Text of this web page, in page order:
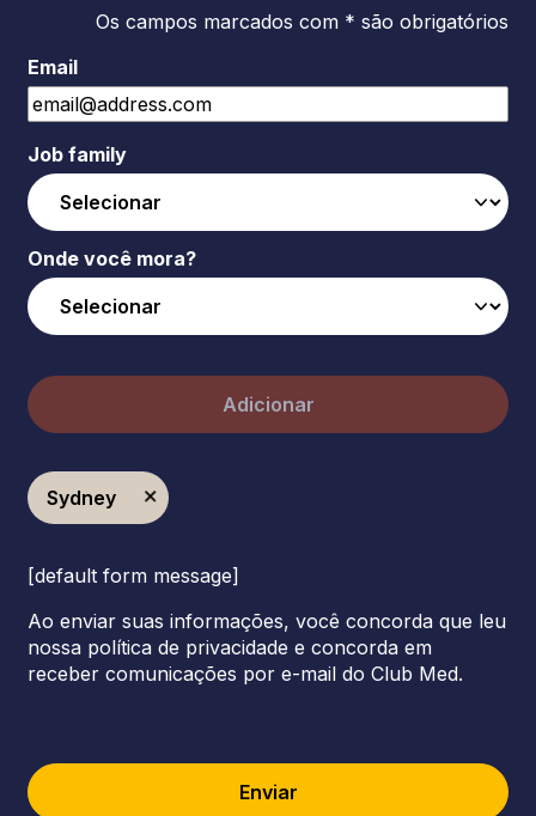
Os campos marcados com * são obrigatórios
Email
Job family
Onde você mora?
Adicionar
Sydney
[default form message]
Ao enviar suas informações, você concorda que leu
nossa política de privacidade e concorda em
receber comunicações por e-mail do Club Med.
Enviar